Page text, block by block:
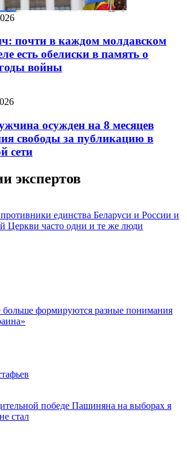
почти в каждом молдавском
есть обелиски в память о
войны
осужден на 8 месяцев
свободы за публикацию в
сети
экспертов
единства Беларуси и России и
Церкви часто одни и те же люди
больше формируются разные понимания
победе Пашиняна на выборах я
стал